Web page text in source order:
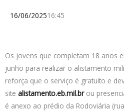
16/06/202516:45
Os jovens que completam 18 anos
junho para realizar o alistamento
reforça que o serviço é gratuito e
site alistamento.eb.mil.brou
é anexo ao prédio da Rodoviária